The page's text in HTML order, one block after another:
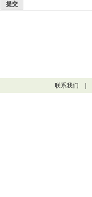
提交
联系我们